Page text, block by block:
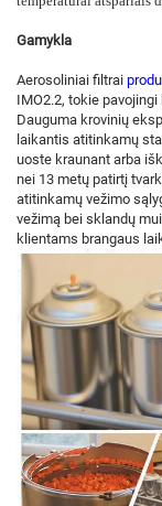
Gamykla
Aerosoliniai filtrai
IMO2.2, tokie
Dauguma krovinių
laikantis atitinkamų
uoste kraunant arba
nei 13 metų patirtį
atitinkamų vežimo
vežimą bei sklandų
klientams brangaus